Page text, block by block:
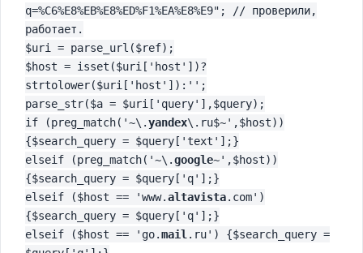
q=%C6%E8%EB%E8%ED%F1%EA%E8%E9"; // проверили,
работает.
$uri = parse_url($ref);
$host = isset($uri['host'])?
strtolower($uri['host']):'';
parse_str($a = $uri['query'],$query);
if (preg_match('~\.yandex\.ru$~',$host))
{$search_query = $query['text'];}
elseif (preg_match('~\.google~',$host))
{$search_query = $query['q'];}
elseif ($host == 'www.altavista.com')
{$search_query = $query['q'];}
elseif ($host == 'go.mail.ru') {$search_query =